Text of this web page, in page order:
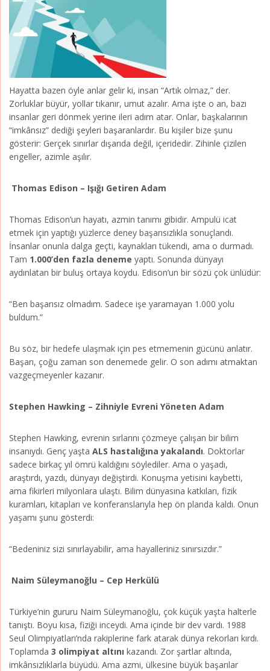
Hayatta bazen öyle anlar gelir ki, insan “Artık olmaz,” der.
Zorluklar büyür, yollar tıkanır, umut azalır. Ama işte o an, bazı
insanlar geri dönmek yerine ileri adım atar. Onlar, başkalarının
“imkânsız” dediği şeyleri başaranlardır. Bu kişiler bize şunu
gösterir: Gerçek sınırlar dışarıda değil, içeridedir. Zihinle çizilen
engeller, azimle aşılır.
Thomas Edison – Işığı Getiren Adam
Thomas Edison’un hayatı, azmin tanımı gibidir. Ampulü icat
etmek için yaptığı yüzlerce deney başarısızlıkla sonuçlandı.
İnsanlar onunla dalga geçti, kaynakları tükendi, ama o durmadı.
Tam 1.000’den fazla deneme yaptı. Sonunda dünyayı
aydınlatan bir buluş ortaya koydu. Edison’un bir sözü çok ünlüdür:
“Ben başarısız olmadım. Sadece işe yaramayan 1.000 yolu
buldum.”
Bu söz, bir hedefe ulaşmak için pes etmemenin gücünü anlatır.
Başarı, çoğu zaman son denemede gelir. O son adımı atmaktan
vazgeçmeyenler kazanır.
Stephen Hawking – Zihniyle Evreni Yöneten Adam
Stephen Hawking, evrenin sırlarını çözmeye çalışan bir bilim
insanıydı. Genç yaşta ALS hastalığına yakalandı. Doktorlar
sadece birkaç yıl ömrü kaldığını söylediler. Ama o yaşadı,
araştırdı, yazdı, dünyayı değiştirdi. Konuşma yetisini kaybetti,
ama fikirleri milyonlara ulaştı. Bilim dünyasına katkıları, fizik
kuramları, kitapları ve konferanslarıyla hep ön planda kaldı. Onun
yaşamı şunu gösterdi:
“Bedeniniz sizi sınırlayabilir, ama hayalleriniz sınırsızdır.”
Naim Süleymanoğlu – Cep Herkülü
Türkiye’nin gururu Naim Süleymanoğlu, çok küçük yaşta halterle
tanıştı. Boyu kısa, fiziği inceydi. Ama içinde bir dev vardı. 1988
Seul Olimpiyatları’nda rakiplerine fark atarak dünya rekorları kırdı.
Toplamda 3 olimpiyat altını kazandı. Zor şartlar altında,
imkânsızlıklarla büyüdü. Ama azmi, ülkesine büyük başarılar